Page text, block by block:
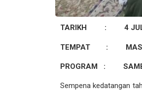
TARIKH : 4
TEMPAT :
PROGRAM :
Sempena kedatangan